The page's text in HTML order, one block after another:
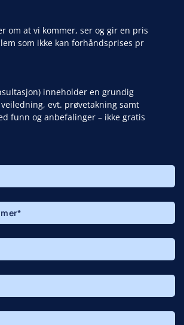
om at vi kommer, ser og gir en pris
som ikke kan forhåndsprises pr
inneholder en grundig
evt. prøvetakning samt
funn og anbefalinger – ikke gratis